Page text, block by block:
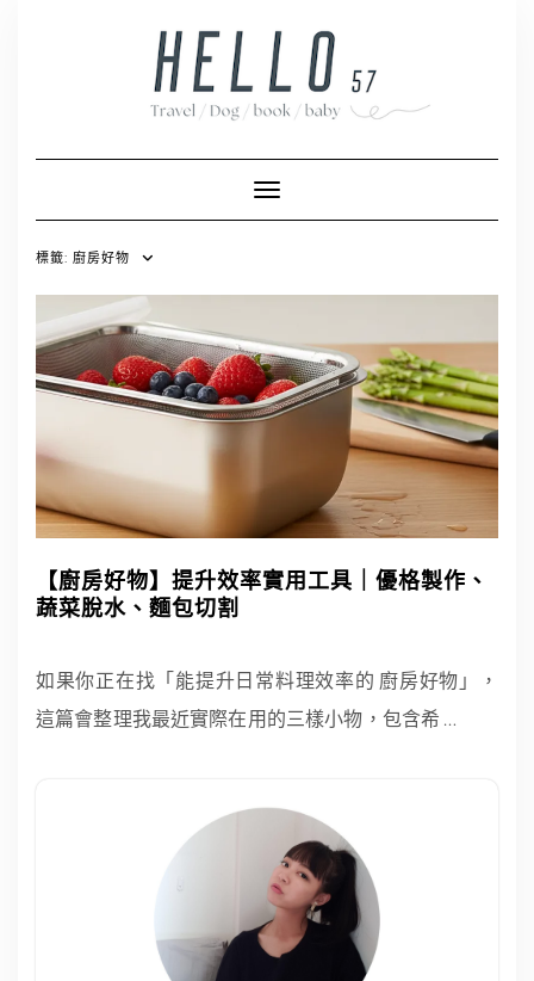
Toggle Navigation
標籤: 廚房好物
【廚房好物】提升效率實用工具｜優格製作、
蔬菜脫水、麵包切割
如果你正在找「能提升日常料理效率的 廚房好物」，
這篇會整理我最近實際在用的三樣小物，包含希